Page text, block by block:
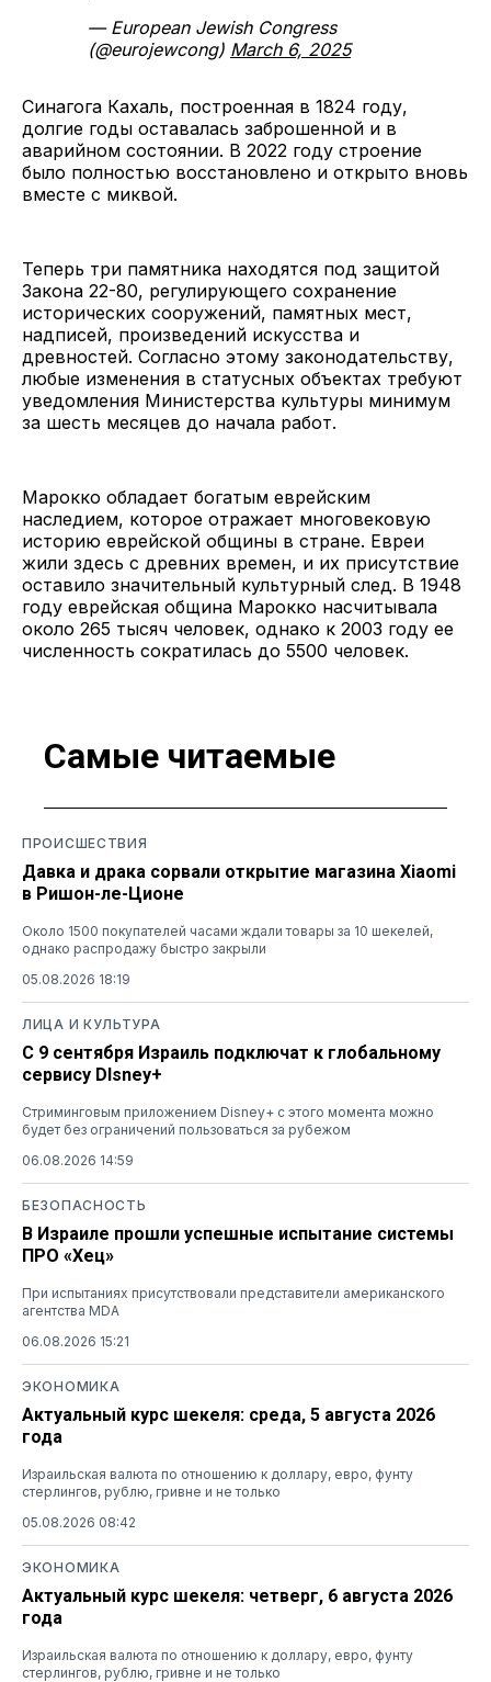
— European Jewish Congress
(@eurojewcong) March 6, 2025
Синагога Кахаль, построенная в 1824 году,
долгие годы оставалась заброшенной и в
аварийном состоянии. В 2022 году строение
было полностью восстановлено и открыто вновь
вместе с миквой.
Теперь три памятника находятся под защитой
Закона 22-80, регулирующего сохранение
исторических сооружений, памятных мест,
надписей, произведений искусства и
древностей. Согласно этому законодательству,
любые изменения в статусных объектах требуют
уведомления Министерства культуры минимум
за шесть месяцев до начала работ.
Марокко обладает богатым еврейским
наследием, которое отражает многовековую
историю еврейской общины в стране. Евреи
жили здесь с древних времен, и их присутствие
оставило значительный культурный след. В 1948
году еврейская община Марокко насчитывала
около 265 тысяч человек, однако к 2003 году ее
численность сократилась до 5500 человек.
Самые читаемые
ПРОИСШЕСТВИЯ
Давка и драка сорвали открытие магазина Xiaomi
в Ришон-ле-Ционе
Около 1500 покупателей часами ждали товары за 10 шекелей,
однако распродажу быстро закрыли
05.08.2026 18:19
ЛИЦА И КУЛЬТУРА
С 9 сентября Израиль подключат к глобальному
сервису DIsney+
Стриминговым приложением Disney+ с этого момента можно
будет без ограничений пользоваться за рубежом
06.08.2026 14:59
БЕЗОПАСНОСТЬ
В Израиле прошли успешные испытание системы
ПРО «Хец»
При испытаниях присутствовали представители американского
агентства MDA
06.08.2026 15:21
ЭКОНОМИКА
Актуальный курс шекеля: среда, 5 августа 2026
года
Израильская валюта по отношению к доллару, евро, фунту
стерлингов, рублю, гривне и не только
05.08.2026 08:42
ЭКОНОМИКА
Актуальный курс шекеля: четверг, 6 августа 2026
года
Израильская валюта по отношению к доллару, евро, фунту
стерлингов, рублю, гривне и не только